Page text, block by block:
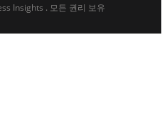
Insights . 모든 권리 보유